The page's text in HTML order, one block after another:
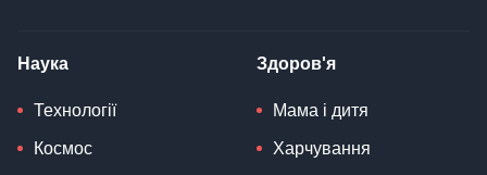
Наука
Технології
Космос
Здоров'я
Мама і дитя
Харчування